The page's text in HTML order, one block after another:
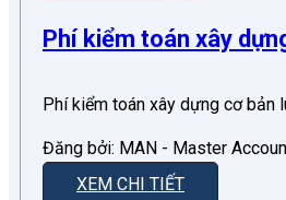
Korean
Phí kiểm toán xây
Phí kiểm toán xây dựng cơ bản
Đăng bởi: MAN - Master
XEM CHI TIẾT